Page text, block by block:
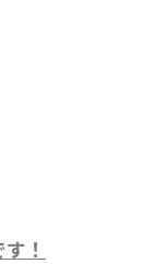
！